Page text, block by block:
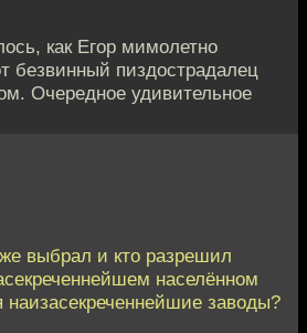
как Егор мимолетно
безвинный пиздострадалец
Очередное удивительное
выбрал и кто разрешил
населённом
наизасекреченнейшие заводы?